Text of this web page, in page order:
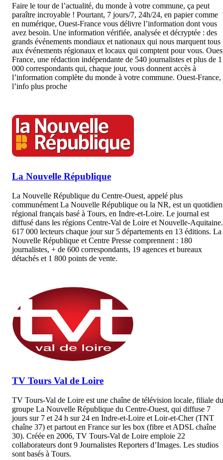
Faire le tour de l’actualité, du monde à votre commune, ça peut
paraître incroyable ! Pourtant, 7 jours/7, 24h/24, en papier comme
en numérique, Ouest-France vous délivre l’information dont vous
avez besoin. Une information vérifiée, analysée et décryptée : des
grands événements mondiaux et nationaux qui nous marquent tous
aux événements régionaux et locaux qui comptent pour vous.
France, une rédaction indépendante de 540 journalistes et plus de 1
000 correspondants qui, chaque jour, vous donnent accès à
l’information complète du monde à votre commune. Ouest-France,
l’info plus proche
La Nouvelle République
La Nouvelle République du Centre-Ouest, appelé plus
communément La Nouvelle République ou la NR, est un quotidien
régional français basé à Tours, en Indre-et-Loire. Le journal est
diffusé dans les régions Centre-Val de Loire et Nouvelle-Aquitaine.
617 000 lecteurs chaque jour sur 5 départements en 13 éditions. La
Nouvelle République et Centre Presse comprennent : 180
journalistes, + de 600 correspondants, 19 agences et bureaux
détachés et 1 800 points de vente.
TV Tours Val de Loire
TV Tours-Val de Loire est une chaîne de télévision locale, filiale du
groupe La Nouvelle République du Centre-Ouest, qui diffuse 7
jours sur 7 et 24 h sur 24 en Indre-et-Loire et Loir-et-Cher (TNT
chaîne 37) et partout en France sur les box (fibre et ADSL chaîne
30). Créée en 2006, TV Tours-Val de Loire emploie 22
collaborateurs dont 9 Journalistes Reporters d’Images. Les studios
sont basés à Tours.